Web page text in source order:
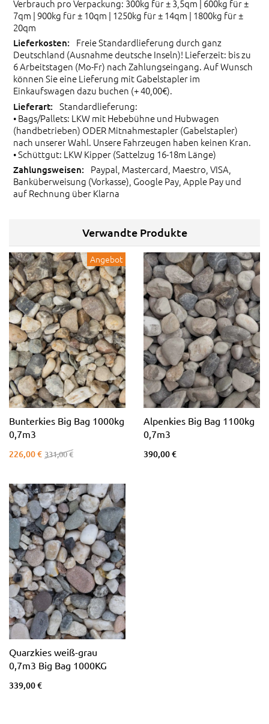
Verbrauch pro Verpackung: 300kg für ± 3,5qm | 600kg für ±
7qm | 900kg für ± 10qm | 1250kg für ± 14qm | 1800kg für ±
20qm
Freie Standardlieferung durch ganz
Deutschland (Ausnahme deutsche Inseln)! Lieferzeit: bis zu
6 Arbeitstagen (Mo-Fr) nach Zahlungseingang. Auf Wunsch
können Sie eine Lieferung mit Gabelstapler im
Einkaufswagen dazu buchen (+ 40,00€).
Standardlieferung:
• Bags/Pallets: LKW mit Hebebühne und Hubwagen
(handbetrieben) ODER Mitnahmestapler (Gabelstapler)
nach unserer Wahl. Unsere Fahrzeugen haben keinen Kran.
• Schüttgut: LKW Kipper (Sattelzug 16-18m Länge)
Paypal, Mastercard, Maestro, VISA,
Banküberweisung (Vorkasse), Google Pay, Apple Pay und
auf Rechnung über Klarna
Verwandte Produkte
Angebot
Bunterkies Big Bag 1000kg
0,7m3
226,00 € 331,00 €
Alpenkies Big Bag 1100kg
0,7m3
390,00 €
Quarzkies weiß-grau
0,7m3 Big Bag 1000KG
339,00 €